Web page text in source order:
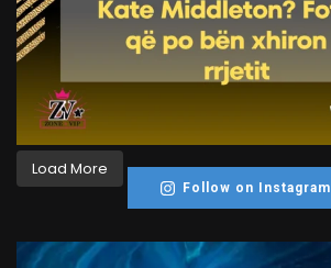
Load More
Follow on Instagram